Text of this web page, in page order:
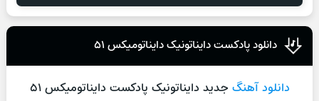
دانلود پادکست دایناتونیک دایناتومیکس ۵۱
دانلود آهنگ جدید دایناتونیک پادکست دایناتومیکس ۵۱